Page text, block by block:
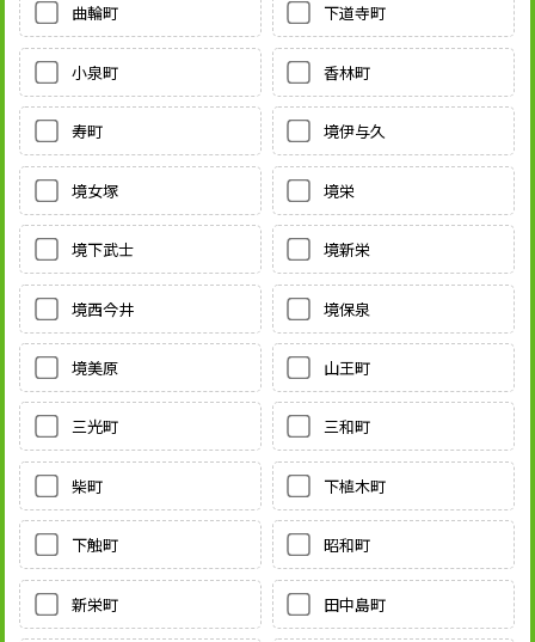
曲輪町 下道寺町
小泉町 香林町
寿町 境伊与久
境女塚 境栄
境下武士 境新栄
境西今井 境保泉
境美原 山王町
三光町 三和町
柴町 下植木町
下触町 昭和町
新栄町 田中島町